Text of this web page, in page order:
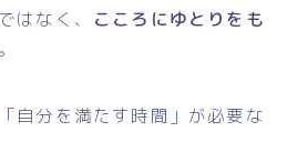
はなく、 こころにゆとりをも
自分を満たす時間」が必要な